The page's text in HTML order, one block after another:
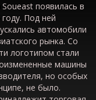
появилась в
Под ней
автомобили
рынка. Со
логотипом стали
машины
но особых
не было.